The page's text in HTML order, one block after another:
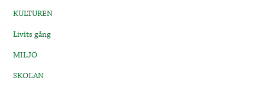
KULTUREN
Livits gång
MILJÖ
SKOLAN